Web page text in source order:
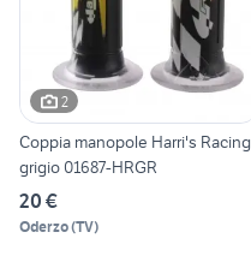
2
Coppia manopole Harri's Racing
grigio 01687-HRGR
20 €
Oderzo(TV)